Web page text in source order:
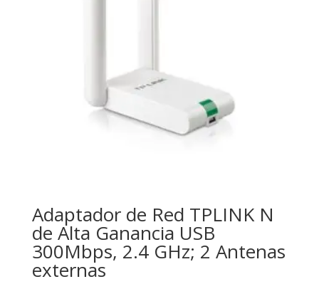
Adaptador de Red TPLINK N
de Alta Ganancia USB
300Mbps, 2.4 GHz; 2 Antenas
externas